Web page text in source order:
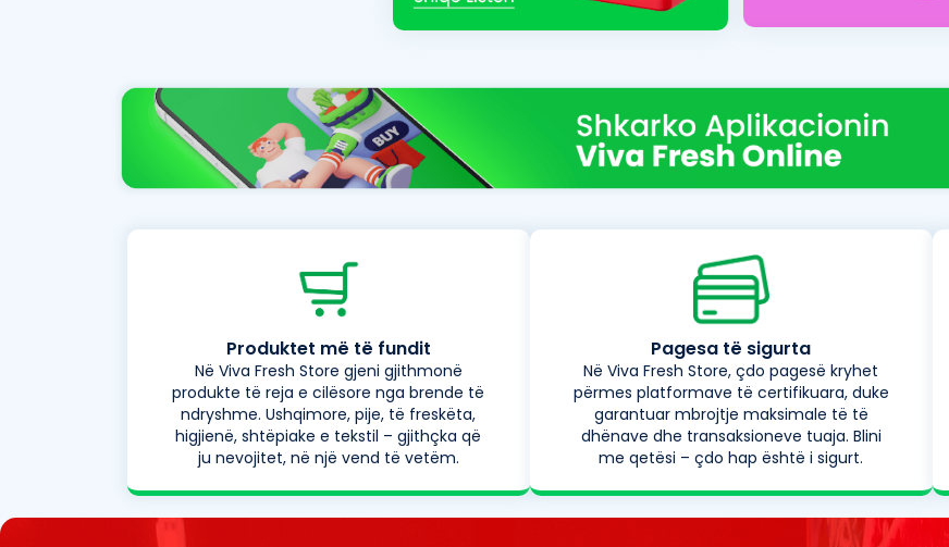
Produktet më të fundit
Në Viva Fresh Store gjeni gjithmonë
produkte të reja e cilësore nga brende të
ndryshme. Ushqimore, pije, të freskëta,
higjienë, shtëpiake e tekstil – gjithçka që
ju nevojitet, në një vend të vetëm.
Pagesa të sigurta
Në Viva Fresh Store, çdo pagesë kryhet
përmes platformave të certifikuara, duke
garantuar mbrojtje maksimale të të
dhënave dhe transaksioneve tuaja. Blini
me qetësi – çdo hap është i sigurt.